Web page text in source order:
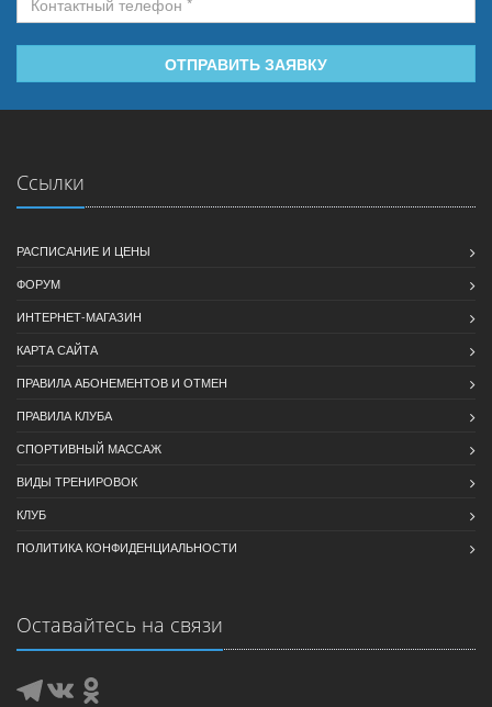
ОТПРАВИТЬ ЗАЯВКУ
Ссылки
РАСПИСАНИЕ И ЦЕНЫ
ФОРУМ
ИНТЕРНЕТ-МАГАЗИН
КАРТА САЙТА
ПРАВИЛА АБОНЕМЕНТОВ И ОТМЕН
ПРАВИЛА КЛУБА
СПОРТИВНЫЙ МАССАЖ
ВИДЫ ТРЕНИРОВОК
КЛУБ
ПОЛИТИКА КОНФИДЕНЦИАЛЬНОСТИ
Оставайтесь на связи